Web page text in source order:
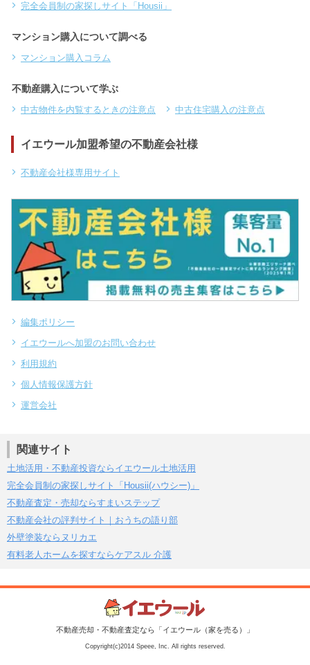
完全会員制の家探しサイト「Housii」
マンション購入について調べる
マンション購入コラム
不動産購入について学ぶ
中古物件を内覧するときの注意点 中古住宅購入の注意点
イエウール加盟希望の不動産会社様
不動産会社様専用サイト
編集ポリシー
イエウールへ加盟のお問い合わせ
利用規約
個人情報保護方針
運営会社
関連サイト
土地活用・不動産投資ならイエウール土地活用
完全会員制の家探しサイト「Housii(ハウシー)」
不動産査定・売却ならすまいステップ
不動産会社の評判サイト｜おうちの語り部
外壁塗装ならヌリカエ
有料老人ホームを探すならケアスル 介護
不動産売却・不動産査定なら「イエウール（家を売る）」
Copyright(c)2014 Speee, Inc. All rights reserved.